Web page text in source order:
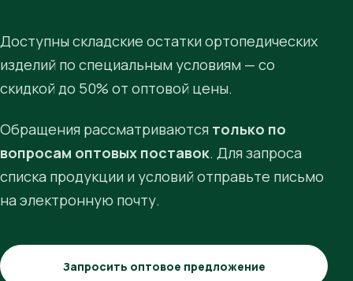
Доступны складские остатки ортопедических
изделий по специальным условиям — со
скидкой до 50% от оптовой цены.
Обращения рассматриваются только по
вопросам оптовых поставок. Для запроса
списка продукции и условий отправьте письмо
на электронную почту.
Запросить оптовое предложение